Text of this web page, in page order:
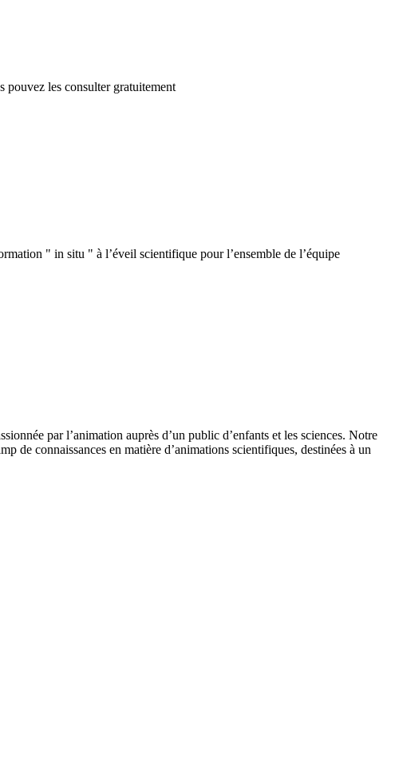
pouvez les consulter gratuitement
" in situ " à l’éveil scientifique pour l’ensemble de l’équipe
par l’animation auprès d’un public d’enfants et les sciences. Notre
de connaissances en matière d’animations scientifiques, destinées à un